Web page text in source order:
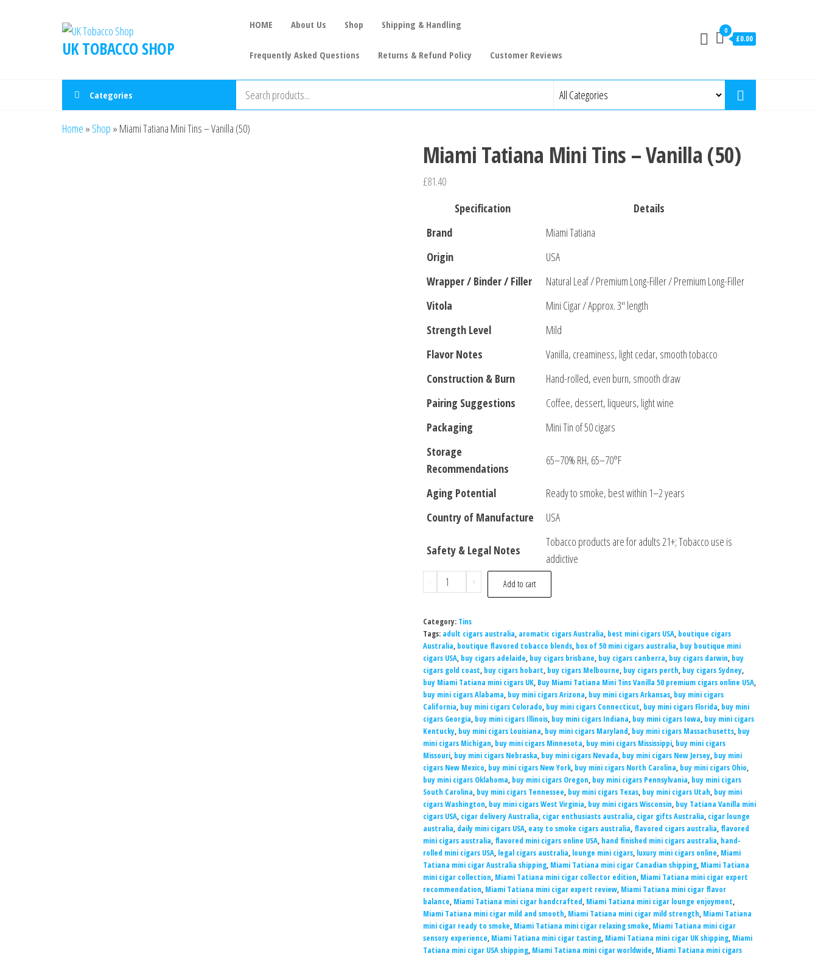
UK TOBACCO SHOP
HOME About Us Shop Shipping & Handling
Frequently Asked Questions Returns & Refund Policy Customer Reviews
0
£0.00
Categories
Home » Shop » Miami Tatiana Mini Tins – Vanilla (50)
Miami Tatiana Mini Tins – Vanilla (50)
£81.40
Specification
Details
Brand
Miami Tatiana
Origin
USA
Wrapper / Binder / Filler
Natural Leaf / Premium Long-Filler / Premium Long-Filler
Vitola
Mini Cigar / Approx. 3″ length
Strength Level
Mild
Flavor Notes
Vanilla, creaminess, light cedar, smooth tobacco
Construction & Burn
Hand-rolled, even burn, smooth draw
Pairing Suggestions
Coffee, dessert, liqueurs, light wine
Packaging
Mini Tin of 50 cigars
Storage
Recommendations
65–70% RH, 65–70°F
Aging Potential
Ready to smoke, best within 1–2 years
Country of Manufacture
USA
Safety & Legal Notes
Tobacco products are for adults 21+; Tobacco use is
addictive
-
+ Add to cart
Category: Tins
Tags: adult cigars australia, aromatic cigars Australia, best mini cigars USA, boutique cigars
Australia, boutique flavored tobacco blends, box of 50 mini cigars australia, buy boutique mini
cigars USA, buy cigars adelaide, buy cigars brisbane, buy cigars canberra, buy cigars darwin, buy
cigars gold coast, buy cigars hobart, buy cigars Melbourne, buy cigars perth, buy cigars Sydney,
buy Miami Tatiana mini cigars UK, Buy Miami Tatiana Mini Tins Vanilla 50 premium cigars online USA,
buy mini cigars Alabama, buy mini cigars Arizona, buy mini cigars Arkansas, buy mini cigars
California, buy mini cigars Colorado, buy mini cigars Connecticut, buy mini cigars Florida, buy mini
cigars Georgia, buy mini cigars Illinois, buy mini cigars Indiana, buy mini cigars Iowa, buy mini cigars
Kentucky, buy mini cigars Louisiana, buy mini cigars Maryland, buy mini cigars Massachusetts, buy
mini cigars Michigan, buy mini cigars Minnesota, buy mini cigars Mississippi, buy mini cigars
Missouri, buy mini cigars Nebraska, buy mini cigars Nevada, buy mini cigars New Jersey, buy mini
cigars New Mexico, buy mini cigars New York, buy mini cigars North Carolina, buy mini cigars Ohio,
buy mini cigars Oklahoma, buy mini cigars Oregon, buy mini cigars Pennsylvania, buy mini cigars
South Carolina, buy mini cigars Tennessee, buy mini cigars Texas, buy mini cigars Utah, buy mini
cigars Washington, buy mini cigars West Virginia, buy mini cigars Wisconsin, buy Tatiana Vanilla mini
cigars USA, cigar delivery Australia, cigar enthusiasts australia, cigar gifts Australia, cigar lounge
australia, daily mini cigars USA, easy to smoke cigars australia, flavored cigars australia, flavored
mini cigars australia, flavored mini cigars online USA, hand finished mini cigars australia, hand-
rolled mini cigars USA, legal cigars australia, lounge mini cigars, luxury mini cigars online, Miami
Tatiana mini cigar Australia shipping, Miami Tatiana mini cigar Canadian shipping, Miami Tatiana
mini cigar collection, Miami Tatiana mini cigar collector edition, Miami Tatiana mini cigar expert
recommendation, Miami Tatiana mini cigar expert review, Miami Tatiana mini cigar flavor
balance, Miami Tatiana mini cigar handcrafted, Miami Tatiana mini cigar lounge enjoyment,
Miami Tatiana mini cigar mild and smooth, Miami Tatiana mini cigar mild strength, Miami Tatiana
mini cigar ready to smoke, Miami Tatiana mini cigar relaxing smoke, Miami Tatiana mini cigar
sensory experience, Miami Tatiana mini cigar tasting, Miami Tatiana mini cigar UK shipping, Miami
Tatiana mini cigar USA shipping, Miami Tatiana mini cigar worldwide, Miami Tatiana mini cigars